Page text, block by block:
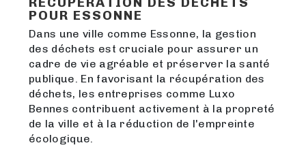
POUR ESSONNE
Dans une ville comme Essonne, la gestion
des déchets est cruciale pour assurer un
cadre de vie agréable et préserver la santé
publique. En favorisant la récupération des
déchets, les entreprises comme Luxo
Bennes contribuent activement à la propreté
de la ville et à la réduction de l'empreinte
écologique.